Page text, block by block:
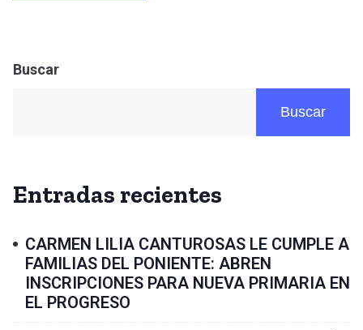
Buscar
Buscar
Entradas recientes
CARMEN LILIA CANTUROSAS LE CUMPLE A
FAMILIAS DEL PONIENTE: ABREN
INSCRIPCIONES PARA NUEVA PRIMARIA EN
EL PROGRESO